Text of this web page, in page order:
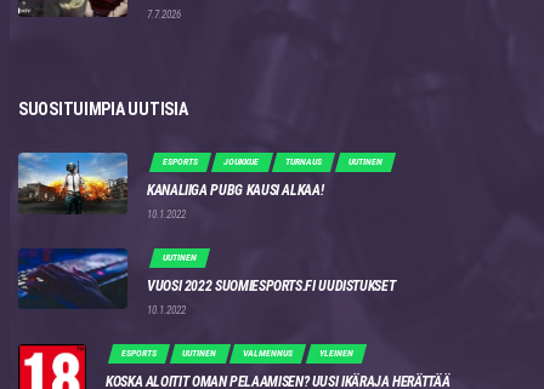
7.7.2026
SUOSITUIMPIA UUTISIA
ESPORTS JOUKKUE TURNAUS UUTINEN
KANALIIGA PUBG KAUSI ALKAA!
10.1.2022
UUTINEN
VUOSI 2022 SUOMIESPORTS.FI UUDISTUKSET
10.1.2022
ESPORTS UUTINEN VALMENNUS YLEINEN
KOSKA ALOITIT OMAN PELAAMISEN? UUSI IKÄRAJA HERÄTTÄÄ